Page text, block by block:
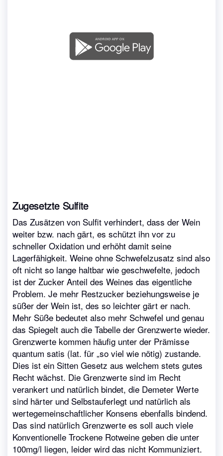
Zugesetzte Sulfite
Das Zusätzen von Sulfit verhindert, dass der Wein
weiter bzw. nach gärt, es schützt ihn vor zu
schneller Oxidation und erhöht damit seine
Lagerfähigkeit. Weine ohne Schwefelzusatz sind also
oft nicht so lange haltbar wie geschwefelte, jedoch
ist der Zucker Anteil des Weines das eigentliche
Problem. Je mehr Restzucker beziehungsweise je
süßer der Wein ist, des so leichter gärt er nach.
Mehr Süße bedeutet also mehr Schwefel und genau
das Spiegelt auch die Tabelle der Grenzwerte wieder.
Grenzwerte kommen häufig unter der Prämisse
quantum satis (lat. für „so viel wie nötig) zustande.
Dies ist ein Sitten Gesetz aus welchem stets gutes
Recht wächst. Die Grenzwerte sind im Recht
verankert und natürlich bindet, die Demeter Werte
sind härter und Selbstauferlegt und natürlich als
wertegemeinschaftlicher Konsens ebenfalls bindend.
Das sind natürlich Grenzwerte es soll auch viele
Konventionelle Trockene Rotweine geben die unter
100mg/l liegen, leider wird das nicht Kommuniziert.